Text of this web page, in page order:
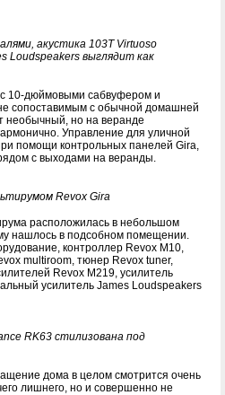
акустика 103T Virtuoso
Loudspeakers выглядит как
с 10-дюймовыми сабвуфером и
сопоставимым с обычной домашней
необычный, но на веранде
Управление для уличной
помощи контрольных панелей Gira,
с выходами на веранды.
Revox Gira
расположилась в небольшом
нашлось в подсобном помещении.
контроллер Revox M10,
multiroom, тюнер Revox tuner,
Revox M219, усилитель
усилитель James Loudspeakers
RK63 стилизована под
дома в целом смотрится очень
лишнего, но и совершенно не